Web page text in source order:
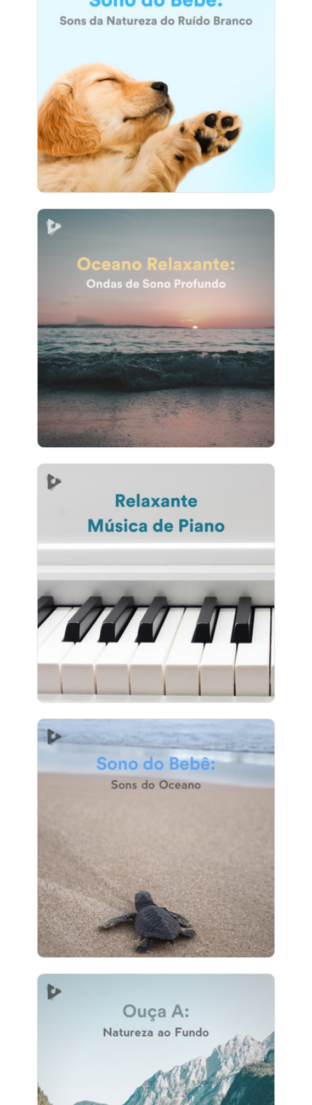
Sono do Bebê: Sons da
Natureza do Ruído Branco
Jogar
75 seguidores
Oceano Relaxante: Ondas de
Jogar
37 seguidores
Relaxante Música de Piano
Jogar
15 seguidores
Sono do Bebê: Sons do
Oceano
Jogar
13 seguidores
Ouça A: Natureza ao Fundo
Info